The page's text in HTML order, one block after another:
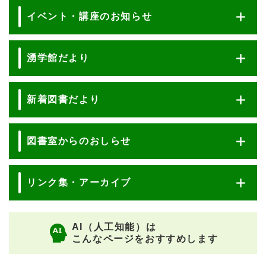
イベント・講座のお知らせ
湧学館だより
新着図書だより
図書室からのおしらせ
リンク集・アーカイブ
AI（人工知能）は
こんなページをおすすめします